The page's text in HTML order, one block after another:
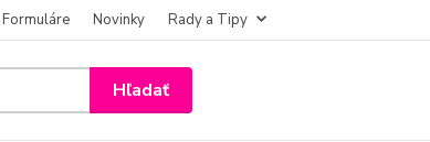
Formuláre Novinky Rady a Tipy
Hľadať